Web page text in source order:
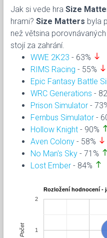
Jak si vede hra Size
hrami? Size Matters byla
než větsina
stojí za zahrání.
WWE 2K23 - 63% south
RIMS Racing - 55% south
Epic Fantasy Battle
WRC Generations -
Prison Simulator -
Fernbus Simulator -
Hollow Knight - 90%
Aven Colony - 58% south
No Man's Sky - 71% north
Lost Ember - 84% north
Rozložení hodnocení -
1
2
Počet